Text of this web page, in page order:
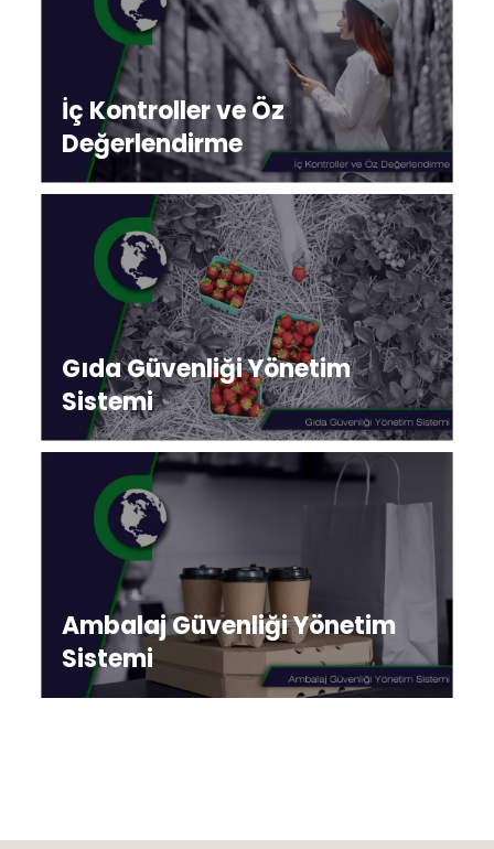
İç Kontroller ve Öz
Değerlendirme
Gıda Güvenliği Yönetim
Sistemi
Ambalaj Güvenliği Yönetim
Sistemi